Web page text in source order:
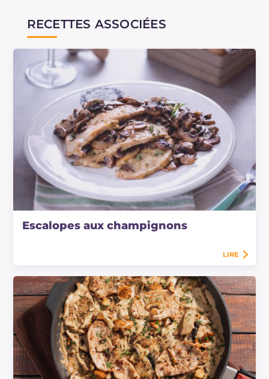
RECETTES ASSOCIÉES
Escalopes aux champignons
LIRE